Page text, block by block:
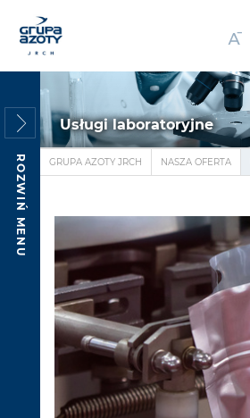
ROZWIŃ MENU
Usługi laboratoryjne
GRUPA AZOTY JRCH NASZA OFERTA